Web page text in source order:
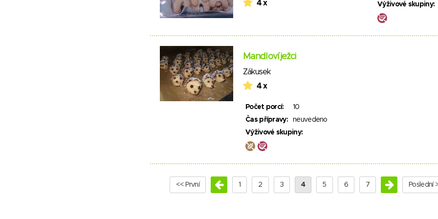
4 x Výživové skupiny:
Mandloví ježci
Zákusek
4 x
Počet porcí:
10
Čas přípravy:
neuvedeno
Výživové skupiny:
<< První 1 2 3 4 5 6 7 Poslední